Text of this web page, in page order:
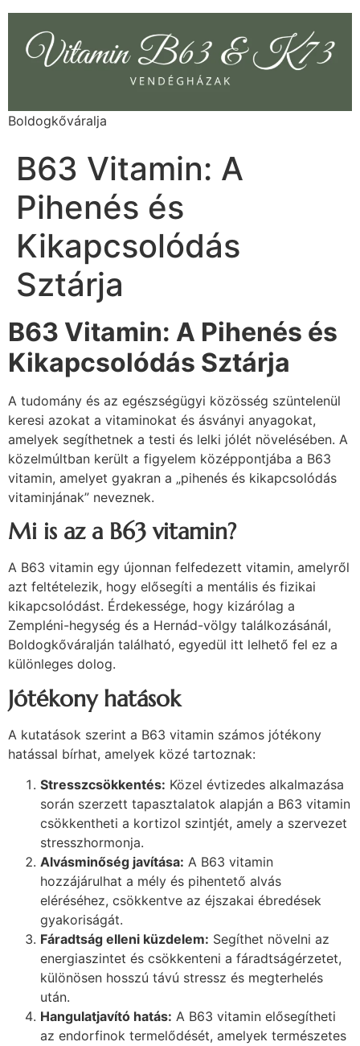
Boldogkőváralja
B63 Vitamin: A
Pihenés és
Kikapcsolódás
Sztárja
B63 Vitamin: A Pihenés és
Kikapcsolódás Sztárja
A tudomány és az egészségügyi közösség szüntelenül
keresi azokat a vitaminokat és ásványi anyagokat,
amelyek segíthetnek a testi és lelki jólét növelésében. A
közelmúltban került a figyelem középpontjába a B63
vitamin, amelyet gyakran a „pihenés és kikapcsolódás
vitaminjának” neveznek.
Mi is az a B63 vitamin?
A B63 vitamin egy újonnan felfedezett vitamin, amelyről
azt feltételezik, hogy elősegíti a mentális és fizikai
kikapcsolódást. Érdekessége, hogy kizárólag a
Zempléni-hegység és a Hernád-völgy találkozásánál,
Boldogkőváralján található, egyedül itt lelhető fel ez a
különleges dolog.
Jótékony hatások
A kutatások szerint a B63 vitamin számos jótékony
hatással bírhat, amelyek közé tartoznak:
Stresszcsökkentés: Közel évtizedes alkalmazása
során szerzett tapasztalatok alapján a B63 vitamin
csökkentheti a kortizol szintjét, amely a szervezet
stresszhormonja.
Alvásminőség javítása: A B63 vitamin
hozzájárulhat a mély és pihentető alvás
eléréséhez, csökkentve az éjszakai ébredések
gyakoriságát.
Fáradtság elleni küzdelem: Segíthet növelni az
energiaszintet és csökkenteni a fáradtságérzetet,
különösen hosszú távú stressz és megterhelés
után.
Hangulatjavító hatás: A B63 vitamin elősegítheti
az endorfinok termelődését, amelyek természetes